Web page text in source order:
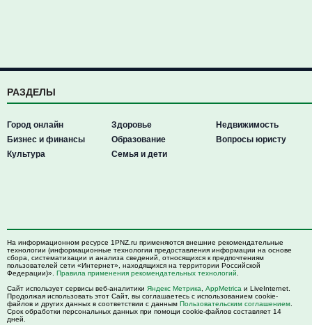
РАЗДЕЛЫ
Город онлайн
Бизнес и финансы
Культура
Здоровье
Образование
Семья и дети
Недвижимость
Вопросы юристу
На информационном ресурсе 1PNZ.ru применяются внешние рекомендательные
технологии (информационные технологии предоставления информации на основе
сбора, систематизации и анализа сведений, относящихся к предпочтениям
пользователей сети «Интернет», находящихся на территории Российской
Федерации)». Правила применения рекомендательных технологий
Сайт использует сервисы веб-аналитики Яндекс Метрика AppMetrica и LiveInternet.
Продолжая использовать этот Сайт, вы соглашаетесь с использованием cookie-
файлов и других данных в соответствии с данным Пользовательским соглашением
Срок обработки персональных данных при помощи cookie-файлов составляет 14
дней.